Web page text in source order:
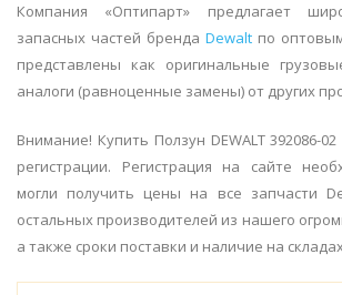
Компания «Оптипарт» предлагает
запасных частей бренда Dewalt по
представлены как оригинальные
аналоги (равноценные замены) от других
Внимание! Купить Ползун DEWALT 392086-
регистрации. Регистрация на сайте
могли получить цены на все запчасти
остальных производителей из нашего
а также сроки поставки и наличие на